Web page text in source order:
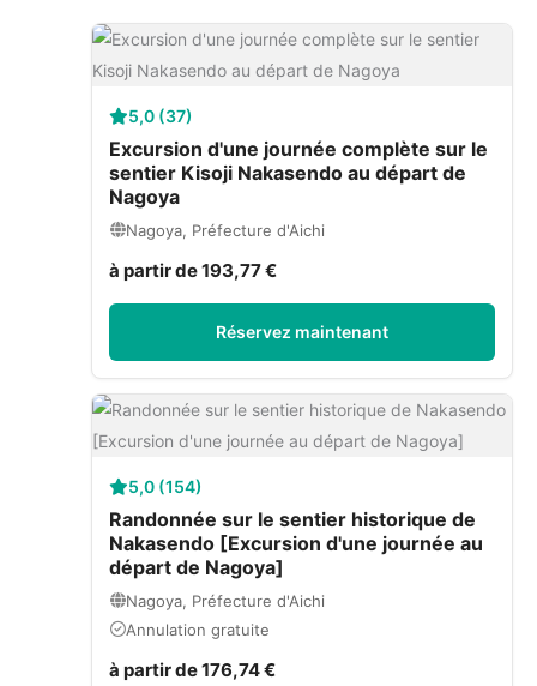
5,0 (37)
Excursion d'une journée complète sur le
sentier Kisoji Nakasendo au départ de
Nagoya
Nagoya, Préfecture d'Aichi
à partir de 193,77 €
Réservez maintenant
5,0 (154)
Randonnée sur le sentier historique de
Nakasendo [Excursion d'une journée au
départ de Nagoya]
Nagoya, Préfecture d'Aichi
Annulation gratuite
à partir de 176,74 €